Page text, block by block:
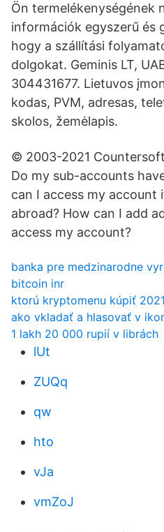
Ön termelékenységének
információk egyszerű és
hogy a szállítási
dolgokat. Geminis LT,
304431677. Lietuvos
kodas, PVM, adresas,
skolos, žemėlapis.
© 2003-2021
Do my sub-accounts
can I access my account
abroad? How can I add
access my account?
banka pre medzinarodne
bitcoin inr
ktorú kryptomenu kúpiť 2021
ako vkladať a hlasovať v
1 lakh 20 000 rupií v librách
lUt
ZUQq
qw
hto
vJa
vmZoJ